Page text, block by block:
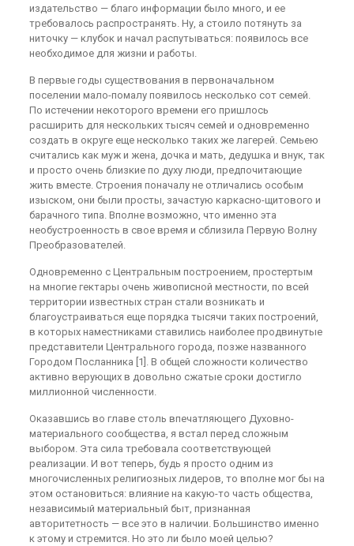
издательство — благо информации было много, и ее
требовалось распространять. Ну, а стоило потянуть за
ниточку — клубок и начал распутываться: появилось все
необходимое для жизни и работы.
В первые годы существования в первоначальном
поселении мало-помалу появилось несколько сот семей.
По истечении некоторого времени его пришлось
расширить для нескольких тысяч семей и одновременно
создать в округе еще несколько таких же лагерей. Семьею
считались как муж и жена, дочка и мать, дедушка и внук, так
и просто очень близкие по духу люди, предпочитающие
жить вместе. Строения поначалу не отличались особым
изыском, они были просты, зачастую каркасно-щитового и
барачного типа. Вполне возможно, что именно эта
необустроенность в свое время и сблизила Первую Волну
Преобразователей.
Одновременно с Центральным построением, простертым
на многие гектары очень живописной местности, по всей
территории известных стран стали возникать и
благоустраиваться еще порядка тысячи таких построений,
в которых наместниками ставились наиболее продвинутые
представители Центрального города, позже названного
Городом Посланника [1]. В общей сложности количество
активно верующих в довольно сжатые сроки достигло
миллионной численности.
Оказавшись во главе столь впечатляющего Духовно-
материального сообщества, я встал перед сложным
выбором. Эта сила требовала соответствующей
реализации. И вот теперь, будь я просто одним из
многочисленных религиозных лидеров, то вполне мог бы на
этом остановиться: влияние на какую-то часть общества,
независимый материальный быт, признанная
авторитетность — все это в наличии. Большинство именно
к этому и стремится. Но это ли было моей целью?